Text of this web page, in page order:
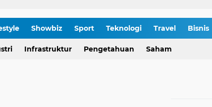
OJK Ungkap Detail Rapat
Rp 196,9 Triliun: Proyeksi
Showbiz Sport Teknologi Travel Bisnis
Infrastruktur Pengetahuan Saham